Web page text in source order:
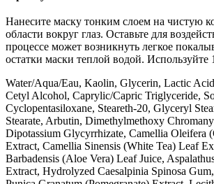
Нанесите маску тонким слоем на чистую
области вокруг глаз. Оставьте для
процессе может возникнуть легкое
остатки маски теплой водой. Используйте
Water/Aqua/Eau, Kaolin, Glycerin, Lactic
Cetyl Alcohol, Caprylic/Capric Triglyceride,
Cyclopentasiloxane, Steareth-20, Glyceryl
Stearate, Arbutin, Dimethylmethoxy
Dipotassium Glycyrrhizate, Camellia Oleifera
Extract, Camellia Sinensis (White Tea) Leaf
Barbadensis (Aloe Vera) Leaf Juice,
Extract, Hydrolyzed Caesalpinia Spinosa